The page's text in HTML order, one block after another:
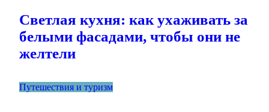
Светлая кухня: как ухаживать за
белыми фасадами, чтобы они не
желтели
Путешествия и туризм